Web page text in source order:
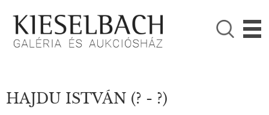

KÉRJÜK VÁLASSZON!
Festmények
HAJDU ISTVÁN (? - ?)